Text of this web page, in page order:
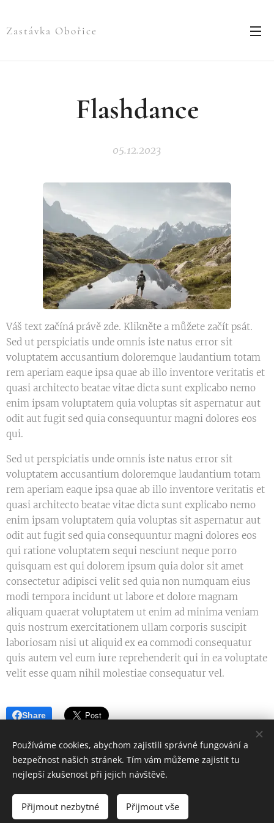
Zastávka Obořice
Flashdance
05.12.2023
Váš text začíná právě zde. Klikněte a můžete začít psát.
Sed ut perspiciatis unde omnis iste natus error sit
voluptatem accusantium doloremque laudantium totam
rem aperiam eaque ipsa quae ab illo inventore veritatis et
quasi architecto beatae vitae dicta sunt explicabo nemo
enim ipsam voluptatem quia voluptas sit aspernatur aut
odit aut fugit sed quia consequuntur magni dolores eos
qui.
Sed ut perspiciatis unde omnis iste natus error sit
voluptatem accusantium doloremque laudantium totam
rem aperiam eaque ipsa quae ab illo inventore veritatis et
quasi architecto beatae vitae dicta sunt explicabo nemo
enim ipsam voluptatem quia voluptas sit aspernatur aut
odit aut fugit sed quia consequuntur magni dolores eos
qui ratione voluptatem sequi nesciunt neque porro
quisquam est qui dolorem ipsum quia dolor sit amet
consectetur adipisci velit sed quia non numquam eius
modi tempora incidunt ut labore et dolore magnam
aliquam quaerat voluptatem ut enim ad minima veniam
quis nostrum exercitationem ullam corporis suscipit
laboriosam nisi ut aliquid ex ea commodi consequatur
quis autem vel eum iure reprehenderit qui in ea voluptate
velit esse quam nihil molestiae consequatur vel.
Share
© 2023 Všechna práva vyhrazena
Mejla73
Cookies
Používáme cookies, abychom zajistili správné fungování a
bezpečnost našich stránek. Tím vám můžeme zajistit tu
nejlepší zkušenost při jejich návštěvě.
Přijmout nezbytné Přijmout vše